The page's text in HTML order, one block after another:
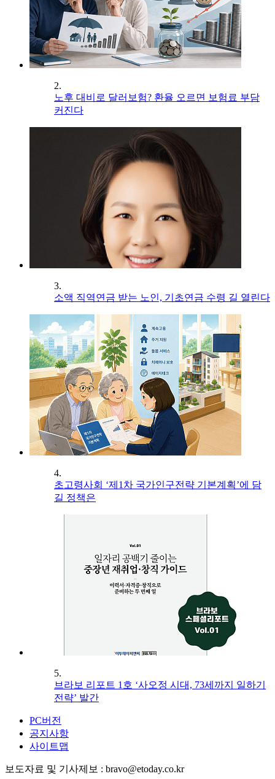
2.
노후 대비로 달러보험? 환율 오르면 보험료 부담
커진다
3.
소액 직역연금 받는 노인, 기초연금 수령 길 열린다
4.
초고령사회 ‘제1차 국가인구전략 기본계획’에 담
길 정책은
5.
브라보 리포트 1호 ‘사오정 시대, 73세까지 일하기
전략’ 발간
PC버전
공지사항
사이트맵
보도자료 및 기사제보 : bravo@etoday.co.kr